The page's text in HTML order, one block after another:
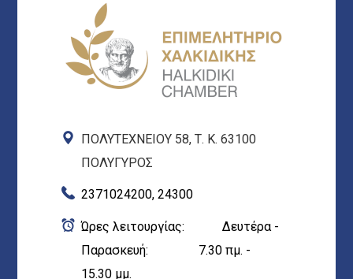
ΠΟΛΥΤΕΧΝΕΙΟΥ 58, Τ. Κ. 63100
ΠΟΛΥΓΥΡΟΣ
2371024200, 24300
Ώρες λειτουργίας: Δευτέρα -
Παρασκευή: 7.30 πμ. -
15.30 μμ.